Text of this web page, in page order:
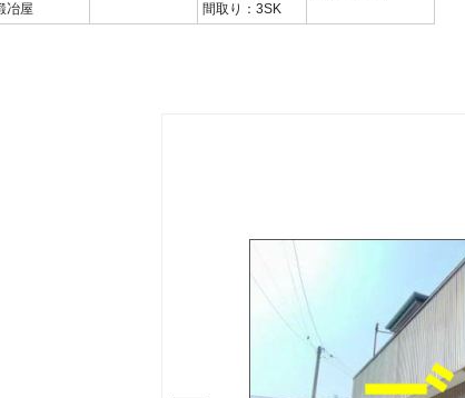
冶屋
間取り：3SK